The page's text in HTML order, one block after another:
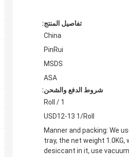
تفاصيل المنتج:
China
PinRui
MSDS
ASA
شروط الدفع والشحن:
1 / Roll
USD12-13 1/Roll
Manner and packing: We
tray, the net weight 1.0KG,
desiccant in it, use